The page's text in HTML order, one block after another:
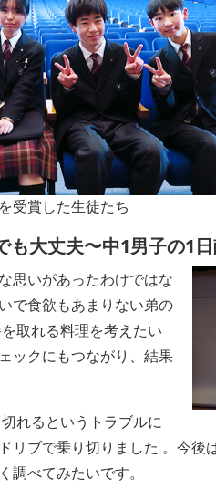
受賞した生徒たち
大丈夫〜中1男子の1日
思いがあったわけではな
で食欲もあまりない弟の
取れる料理を考えたい
ックにもつながり、結果
れるというトラブルに
リブで乗り切りました 。今後
べてみたいです。